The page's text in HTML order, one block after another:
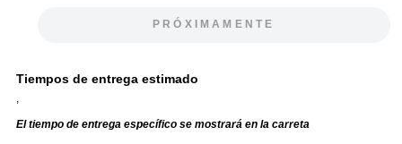
PRÓXIMAMENTE
Tiempos de entrega estimado
,
El tiempo de entrega específico se mostrará en la carreta